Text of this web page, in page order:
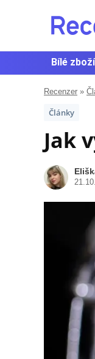
Bílé zboží
Recenzer »
Články
Jak